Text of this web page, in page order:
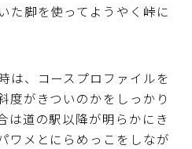
た脚を使ってようやく峠に
は、コースプロファイルを
度がきついのかをしっかり
は道の駅以降が明らかにき
ワメとにらめっこをしなが